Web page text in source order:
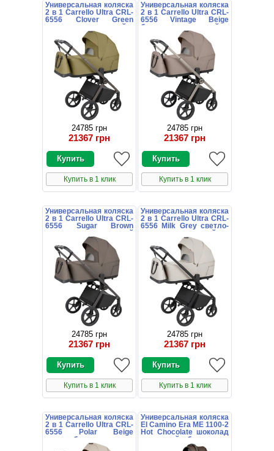
Универсальная коляска
2 в 1 Carrello Ultra CRL-
6556 Clover Green
оливковая с люлькой и
24785 грн
21367 грн
Купить в 1 клик
Универсальная коляска
2 в 1 Carrello Ultra CRL-
6556 Vintage Beige
бежевая с люлькой и
24785 грн
21367 грн
Купить в 1 клик
Универсальная коляска
2 в 1 Carrello Ultra CRL-
6556 Sugar Brown
коричневая с люлькой
24785 грн
21367 грн
Купить в 1 клик
Универсальная коляска
2 в 1 Carrello Ultra CRL-
6556 Milk Grey светло-
серая с люлькой и
24785 грн
21367 грн
Купить в 1 клик
Универсальная коляска
2 в 1 Carrello Ultra CRL-
6556 Polar Beige
светло-бежевая с
люлькой и блоком
Универсальная коляска
El Camino Era ME 1100-2
Hot Chocolate шоколад
с люлькой и блоком